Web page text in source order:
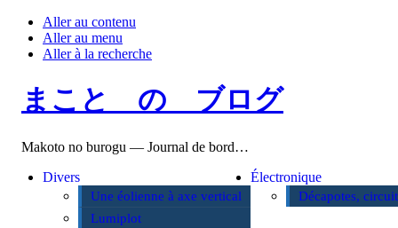
Aller au contenu
Aller au menu
Aller à la recherche
まこと の ブログ
Makoto no burogu — Journal de bord…
Divers
Une éolienne à axe vertical
Lumiplot
Électronique
Décapotes,